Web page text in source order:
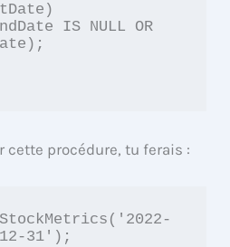
cette procédure, tu ferais :
31');